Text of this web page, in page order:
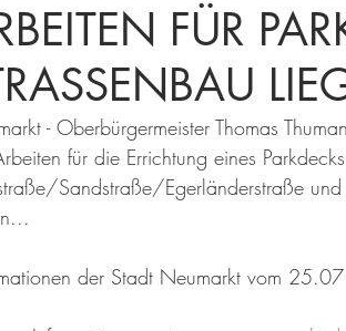
FÜR
- Oberbürgermeister Thomas
für die Errichtung eines
Sandstraße/Egerländerstraße
der Stadt Neumarkt vom